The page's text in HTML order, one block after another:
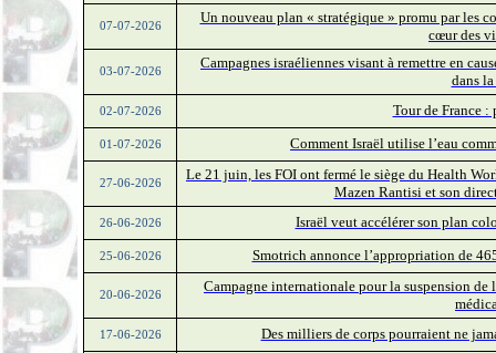
07-07-2026
Un nouveau plan « stratégique » promu par les
cœur des
03-07-2026
Campagnes israéliennes visant à remettre en
dans
02-07-2026 Tour de France :
01-07-2026 Comment Israël utilise l’eau
27-06-2026
Le 21 juin, les FOI ont fermé le siège du Health
Mazen Rantisi et son
26-06-2026 Israël veut accélérer son plan
25-06-2026 Smotrich annonce l’appropriation de
20-06-2026
Campagne internationale pour la suspension
17-06-2026 Des milliers de corps pourraient ne